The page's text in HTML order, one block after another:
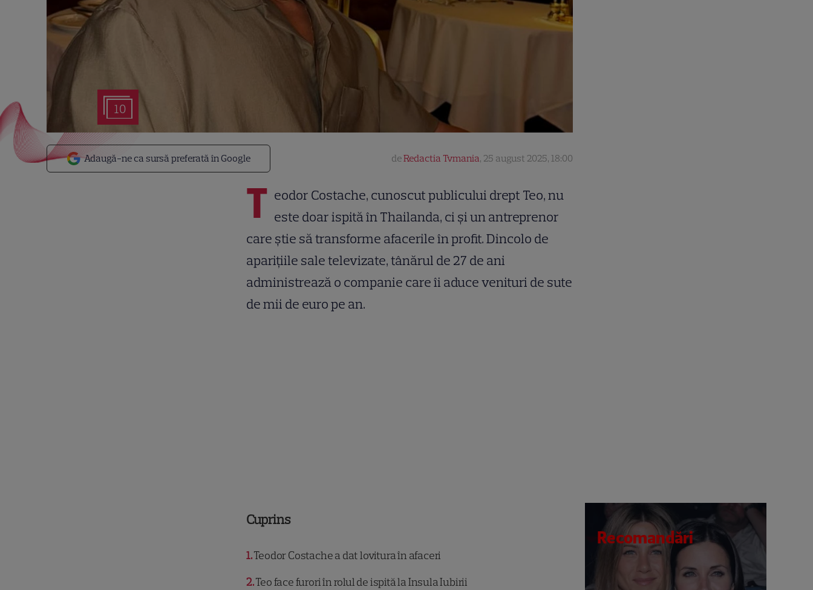
10
Adaugă-ne ca sursă preferată în Google deRedactia Tvmania, 25 august 2025, 18:00
T eodor Costache, cunoscut publicului drept Teo, nu
este doar ispită în Thailanda, ci și un antreprenor
care știe să transforme afacerile în profit. Dincolo de
aparițiile sale televizate, tânărul de 27 de ani
administrează o companie care îi aduce venituri de sute
de mii de euro pe an.
Cuprins
1Teodor Costache a dat lovitura în afaceri
2Teo face furori în rolul de ispită la Insula Iubirii
Recomandări